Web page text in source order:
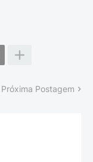
Próxima Postagem